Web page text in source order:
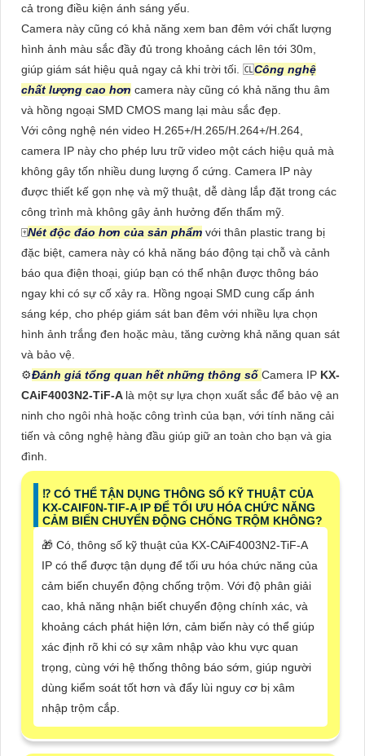
cả trong điều kiện ánh sáng yếu.
Camera này cũng có khả năng xem ban đêm với chất lượng
hình ảnh màu sắc đầy đủ trong khoảng cách lên tới 30m,
giúp giám sát hiệu quả ngay cả khi trời tối. 🆑Công nghệ
chất lượng cao hơn camera này cũng có khả năng thu âm
và hồng ngoại SMD CMOS mang lại màu sắc đẹp.
Với công nghệ nén video H.265+/H.265/H.264+/H.264,
camera IP này cho phép lưu trữ video một cách hiệu quả mà
không gây tốn nhiều dung lượng ổ cứng. Camera IP này
được thiết kế gọn nhẹ và mỹ thuật, dễ dàng lắp đặt trong các
công trình mà không gây ảnh hưởng đến thẩm mỹ.
🀄Nét độc đáo hơn của sản phẩm với thân plastic trang bị
đặc biệt, camera này có khả năng báo động tại chỗ và cảnh
báo qua điện thoại, giúp bạn có thể nhận được thông báo
ngay khi có sự cố xảy ra. Hồng ngoại SMD cung cấp ánh
sáng kép, cho phép giám sát ban đêm với nhiều lựa chọn
hình ảnh trắng đen hoặc màu, tăng cường khả năng quan sát
và bảo vệ.
⚙Đánh giá tổng quan hết những thông số Camera IP KX-
CAiF4003N2-TiF-A là một sự lựa chọn xuất sắc để bảo vệ an
ninh cho ngôi nhà hoặc công trình của bạn, với tính năng cải
tiến và công nghệ hàng đầu giúp giữ an toàn cho bạn và gia
đình.
⁉️ CÓ THỂ TẬN DỤNG THÔNG SỐ KỸ THUẬT CỦA
KX-CAIF0N-TIF-A IP ĐỂ TỐI ƯU HÓA CHỨC NĂNG
CẢM BIẾN CHUYỂN ĐỘNG CHỐNG TRỘM KHÔNG?
🎁 Có, thông số kỹ thuật của KX-CAiF4003N2-TiF-A
IP có thể được tận dụng để tối ưu hóa chức năng của
cảm biến chuyển động chống trộm. Với độ phân giải
cao, khả năng nhận biết chuyển động chính xác, và
khoảng cách phát hiện lớn, cảm biến này có thể giúp
xác định rõ khi có sự xâm nhập vào khu vực quan
trọng, cùng với hệ thống thông báo sớm, giúp người
dùng kiểm soát tốt hơn và đẩy lùi nguy cơ bị xâm
nhập trộm cắp.